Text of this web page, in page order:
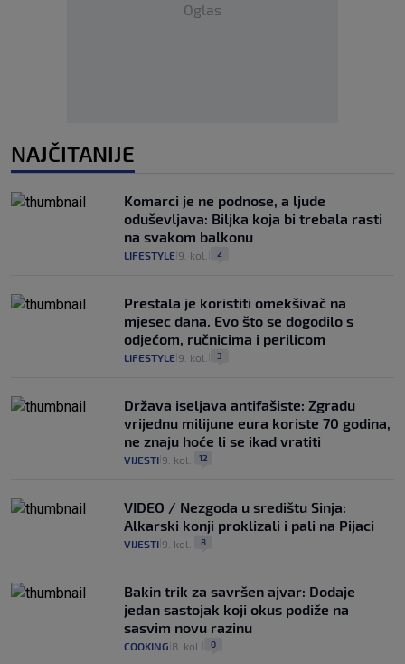
Oglas
NAJČITANIJE
Komarci je ne podnose, a ljude
oduševljava: Biljka koja bi trebala rasti
na svakom balkonu
LIFESTYLE 9. kol. 2
Prestala je koristiti omekšivač na
mjesec dana. Evo što se dogodilo s
odjećom, ručnicima i perilicom
LIFESTYLE 9. kol. 3
Država iseljava antifašiste: Zgradu
vrijednu milijune eura koriste 70 godina,
ne znaju hoće li se ikad vratiti
VIJESTI 9. kol. 12
VIDEO / Nezgoda u središtu Sinja:
Alkarski konji proklizali i pali na Pijaci
VIJESTI 9. kol. 8
Bakin trik za savršen ajvar: Dodaje
jedan sastojak koji okus podiže na
sasvim novu razinu
COOKING 8. kol. 0